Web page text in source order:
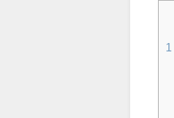
1